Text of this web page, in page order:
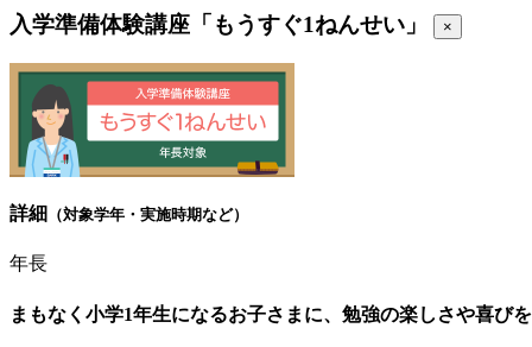
入学準備体験講座「もうすぐ1ねんせい」 ×
詳細 （対象学年・実施時期など）
年長
まもなく小学1年生になるお子さまに、勉強の楽しさや喜び